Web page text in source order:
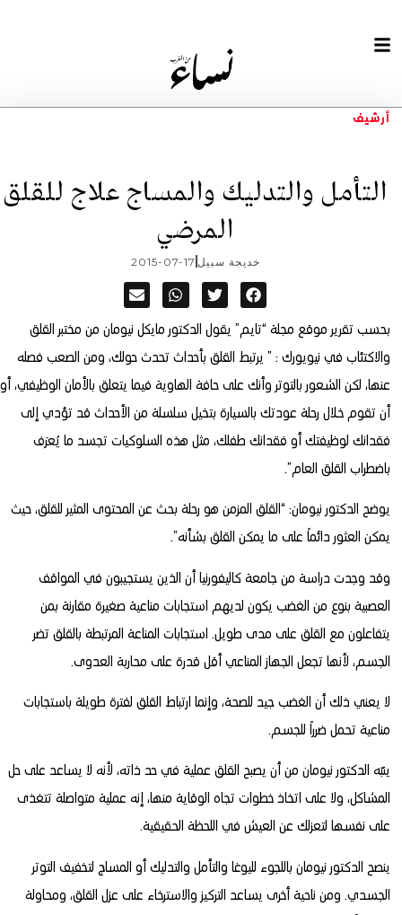
أرشيف
التأمل والتدليك والمساج علاج للقلق
المرضي
خديجة سبيل 2015-07-17
بحسب تقرير موقع مجلة “تايم” يقول الدكتور مايكل نيومان من مختبر القلق
والاكتئاب في نيويورك : ” يرتبط القلق بأحداث تحدث حولك، ومن الصعب فصله
عنها، لكن الشعور بالتوتر وأنك على حافة الهاوية فيما يتعلق بالأمان الوظيفي، أو
أن تقوم خلال رحلة عودتك بالسيارة بتخيل سلسلة من الأحداث قد تؤدي إلى
فقدانك لوظيفتك أو فقدانك طفلك، مثل هذه السلوكيات تجسد ما يُعرَف
باضطراب القلق العام”.
يوضح الدكتور نيومان: “القلق المزمن هو رحلة بحث عن المحتوى المثير للقلق، حيث
يمكن العثور دائماً على ما يمكن القلق بشأنه”.
وقد وجدت دراسة من جامعة كاليفورنيا أن الذين يستجيبون في المواقف
العصبية بنوع من الغضب يكون لديهم استجابات مناعية صغيرة مقارنة بمن
يتفاعلون مع القلق على مدى طويل. استجابات المناعة المرتبطة بالقلق تضر
الجسم، لأنها تجعل الجهاز المناعي أقل قدرة على محاربة العدوى.
لا يعني ذلك أن الغضب جيد للصحة، وإنما ارتباط القلق لفترة طويلة باستجابات
مناعية تحمل ضرراً للجسم.
ينبّه الدكتور نيومان من أن يصبح القلق عملية في حد ذاته، لأنه لا يساعد على حل
المشاكل، ولا على اتخاذ خطوات تجاه الوقاية منها، إنه عملية متواصلة تتغذى
على نفسها لتعزلك عن العيش في اللحظة الحقيقية.
ينصح الدكتور نيومان باللجوء لليوغا والتأمل والتدليك أو المساج لتخفيف التوتر
الجسدي. ومن ناحية أخرى يساعد التركيز والاسترخاء على عزل القلق، ومحاولة